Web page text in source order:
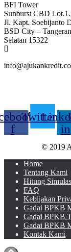
BFI Tower
Sunburst CBD
Jl. Kapt. Soebijanto
BSD City –
Selatan 15322
f
Twitter
in
© 2019
Home
Tentang Kami
Hitung
FAQ
Kebijakan
Gadai BPKB
Gadai BPKB
Gadai BPKB
Kontak Kami